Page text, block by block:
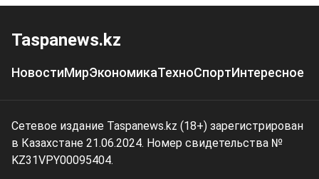
Taspanews.kz
НовостиМирЭкономикаТехноСпортИнтересное
Сетевое издание Taspanews.kz (18+) зарегистрирован
в Казахстане 21.06.2024. Номер свидетельства №
KZ31VPY00095404.